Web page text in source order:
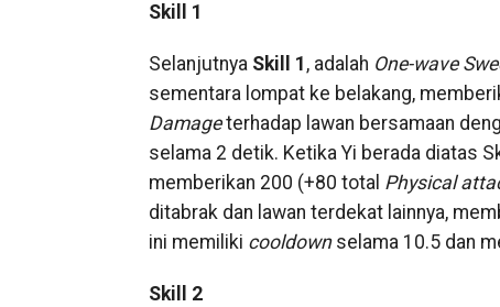
Skill 1
Selanjutnya Skill 1 , adalah One-wave
sementara lompat ke belakang,
Damageterhadap lawan bersamaan
selama 2 detik. Ketika Yi berada diatas
memberikan 200 (+80 total Physical
ditabrak dan lawan terdekat lainnya,
ini memiliki cooldown selama 10.5 dan
Skill 2